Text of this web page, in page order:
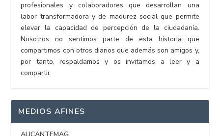
profesionales y colaboradores que desarrollan una
labor transformadora y de madurez social que permite
elevar la capacidad de percepción de la ciudadanía.
Nosotros no sentimos parte de esta historia que
compartimos con otros diarios que además son amigos y,
por tanto, respaldamos y os invitamos a leer y a
compartir.
MEDIOS AFINES